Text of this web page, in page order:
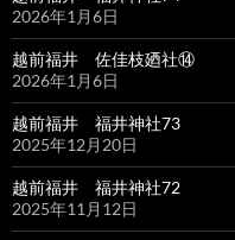
2026年1月6日
越前福井 佐佳枝廼社⑭
2026年1月6日
越前福井 福井神社73
2025年12月20日
越前福井 福井神社72
2025年11月12日